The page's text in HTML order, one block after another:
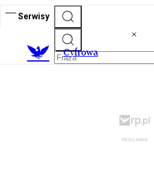
Serwisy
Cyfrowa